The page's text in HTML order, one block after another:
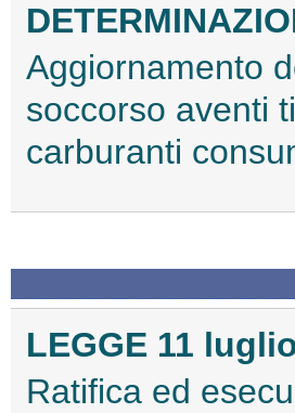
Aggiornamento
soccorso aventi
carburanti
LEGGE 11
Ratifica ed